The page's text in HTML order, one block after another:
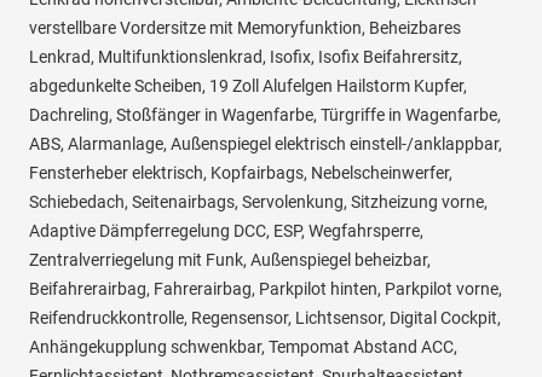
verstellbare Vordersitze mit Memoryfunktion, Beheizbares
Lenkrad, Multifunktionslenkrad, Isofix, Isofix Beifahrersitz,
abgedunkelte Scheiben, 19 Zoll Alufelgen Hailstorm Kupfer,
Dachreling, Stoßfänger in Wagenfarbe, Türgriffe in Wagenfarbe,
ABS, Alarmanlage, Außenspiegel elektrisch einstell-/anklappbar,
Fensterheber elektrisch, Kopfairbags, Nebelscheinwerfer,
Schiebedach, Seitenairbags, Servolenkung, Sitzheizung vorne,
Adaptive Dämpferregelung DCC, ESP, Wegfahrsperre,
Zentralverriegelung mit Funk, Außenspiegel beheizbar,
Beifahrerairbag, Fahrerairbag, Parkpilot hinten, Parkpilot vorne,
Reifendruckkontrolle, Regensensor, Lichtsensor, Digital Cockpit,
Anhängekupplung schwenkbar, Tempomat Abstand ACC,